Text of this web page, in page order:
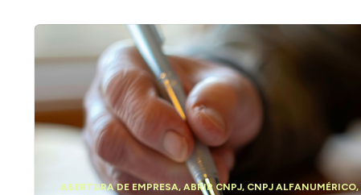
ABERTURA DE EMPRESA,ABRIR CNPJ, CNPJ ALFANUMÉRICO,